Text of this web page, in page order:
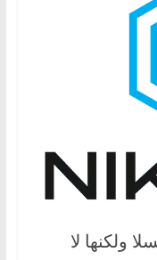
ولكنها لا